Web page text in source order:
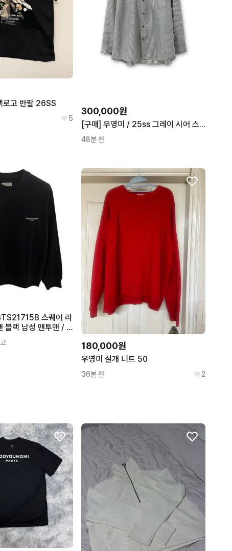
로고 반팔 26SS
5
300,000원
[구매] 우영미 / 25ss 그레이 시어 스트라이프 셔츠 44
48분 전
스퀘어 라
블랙 남성 맨투맨 / T
180,000원
우영미 절개 니트 50
36분 전 2